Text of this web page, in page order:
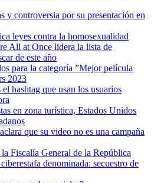
y controversia por su presentación en
leyes contra la homosexualidad
All at Once lidera la lista de
de este año
para la categoría ”Mejor película
2023
hashtag que usan los usuarios
en zona turística, Estados Unidos
que su video no es una campaña
Fiscalía General de la República
denominada: secuestro de